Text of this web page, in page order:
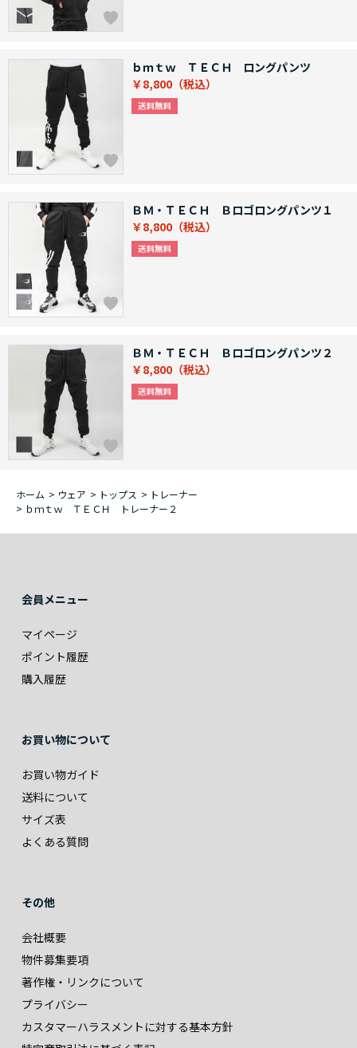
ｂｍｔｗ ＴＥＣＨ ロングパンツ
￥8,800
ＢＭ・ＴＥＣＨ Ｂロゴロングパンツ１
￥8,800
ＢＭ・ＴＥＣＨ Ｂロゴロングパンツ２
￥8,800
ホーム > ウェア > トップス > トレーナー
> ｂｍｔｗ ＴＥＣＨ トレーナー２
会員メニュー
マイページ
ポイント履歴
購入履歴
お買い物について
お買い物ガイド
送料について
サイズ表
よくある質問
その他
会社概要
物件募集要項
著作権・リンクについて
プライバシー
カスタマーハラスメントに対する基本方針